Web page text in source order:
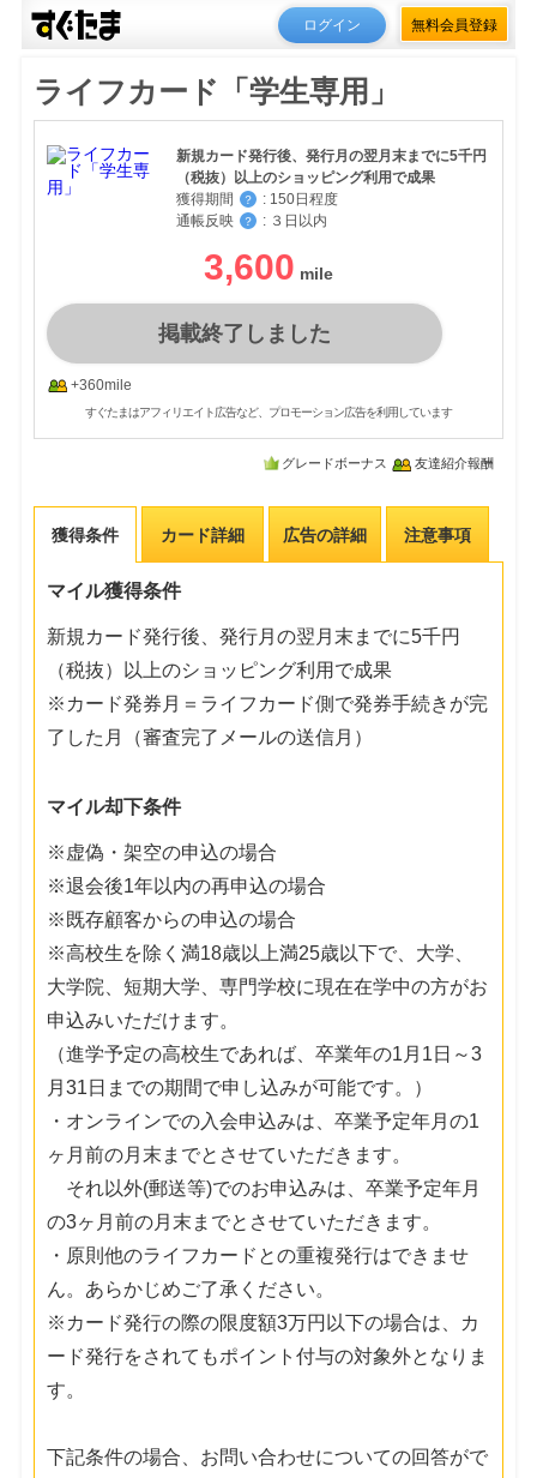
ログイン 無料会員登録
ライフカード「学生専用」
新規カード発行後、発行月の翌月末までに5千円
（税抜）以上のショッピング利用で成果
獲得期間
？ : 150日程度
通帳反映
？ : ３日以内
3,600
掲載終了しました
+360mile
すぐたまはアフィリエイト広告など、プロモーション広告を利用しています
グレードボーナス 友達紹介報酬
獲得条件 カード詳細 広告の詳細 注意事項
マイル獲得条件
新規カード発行後、発行月の翌月末までに5千円
（税抜）以上のショッピング利用で成果
※カード発券月＝ライフカード側で発券手続きが完
了した月（審査完了メールの送信月）
マイル却下条件
※虚偽・架空の申込の場合
※退会後1年以内の再申込の場合
※既存顧客からの申込の場合
※高校生を除く満18歳以上満25歳以下で、大学、
大学院、短期大学、専門学校に現在在学中の方がお
申込みいただけます。
（進学予定の高校生であれば、卒業年の1月1日～3
月31日までの期間で申し込みが可能です。）
・オンラインでの入会申込みは、卒業予定年月の1
ヶ月前の月末までとさせていただきます。
それ以外(郵送等)でのお申込みは、卒業予定年月
の3ヶ月前の月末までとさせていただきます。
・原則他のライフカードとの重複発行はできませ
ん。あらかじめご了承ください。
※カード発行の際の限度額3万円以下の場合は、カ
ード発行をされてもポイント付与の対象外となりま
す。
下記条件の場合、お問い合わせについての回答がで